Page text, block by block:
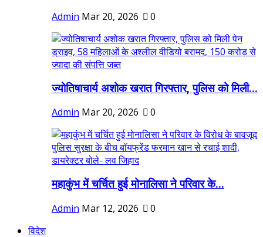
Admin Mar 20, 2026 0
ज्योतिषाचार्य अशोक खरात गिरफ्तार, पुलिस को मिली...
Admin Mar 20, 2026 0
महाकुंभ में चर्चित हुई मोनालिसा ने परिवार के...
Admin Mar 12, 2026
0
विदेश